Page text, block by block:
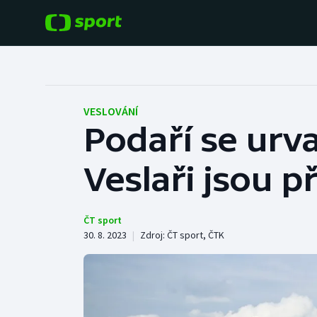
Hokej
Tenis
Cyklistika
Baseball a softbal
Basketbal
Boby a skeleton
VESLOVÁNÍ
Podaří se
Veslaři jsou
ČT sport
30. 8. 2023 | Zdroj: ČT sport, ČTK